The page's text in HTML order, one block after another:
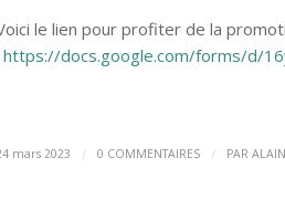
le lien pour profiter de la
https://docs.google.com/forms/d/
mars 2023 / 0 COMMENTAIRES / PAR